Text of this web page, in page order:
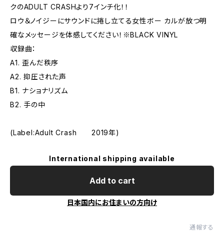
クのADULT CRASHより7インチ化！！
ロウ＆ノイジーにサウンドに捲し立てる女性ボー カルが放つ明
確なメッセージを体感してください！※BLACK VINYL
収録曲：
A1. 歪んだ秩序
A2. 抑圧された声
B1. ナショナリズム
B2. 手の中
(Label:Adult Crash 2019年)
International shipping available
Add to cart
日本国内にお住まいの方向け
通報する